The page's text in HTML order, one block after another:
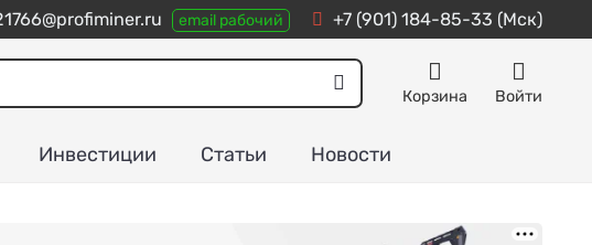
email рабочий +7 (901) 184-85-33 (Мск)
Корзина Войти
Инвестиции Статьи Новости